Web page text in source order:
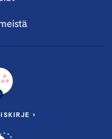
13, 00100
muutos
kuinka
muutokset
›